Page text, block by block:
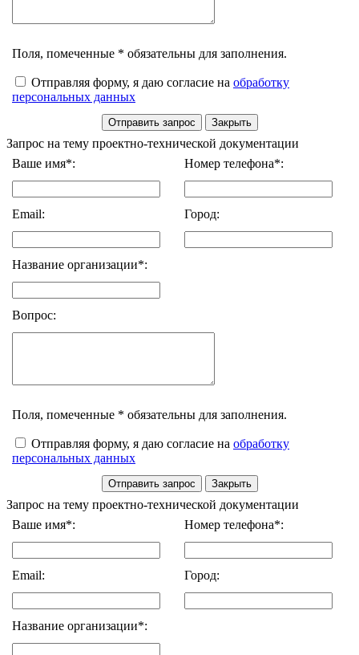
Поля, помеченные * обязательны для заполнения.
Отправляя форму, я даю согласие на обработку
персональных данных
Запрос на тему проектно-технической документации
Ваше имя*:
Номер телефона*:
Email: Город:
Название организации*:
Вопрос:
Поля, помеченные * обязательны для заполнения.
Отправляя форму, я даю согласие на обработку
персональных данных
Запрос на тему проектно-технической документации
Ваше имя*:
Номер телефона*:
Email: Город:
Название организации*: